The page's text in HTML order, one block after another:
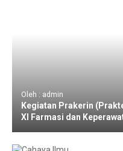
Oleh : admin
Kegiatan Prakerin
XI Farmasi dan